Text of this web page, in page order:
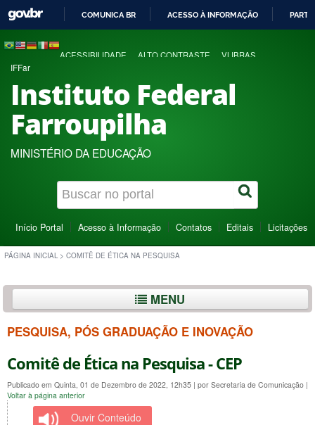
COMUNICA BR ACESSO À INFORMAÇÃO
ACESSIBILIDADE ALTO CONTRASTE VLIBRAS
IFFar
Instituto Federal
Farroupilha
MINISTÉRIO DA EDUCAÇÃO
Início Portal Acesso à Informação Contatos Editais Licitações
PÁGINA INICIAL > COMITÊ DE ÉTICA NA PESQUISA
MENU
PESQUISA, PÓS GRADUAÇÃO E INOVAÇÃO
Comitê de Ética na Pesquisa - CEP
Publicado em Quinta, 01 de Dezembro de 2022, 12h35 | por Secretaria de Comunicação |
Voltar à página anterior
Ouvir Conteúdo